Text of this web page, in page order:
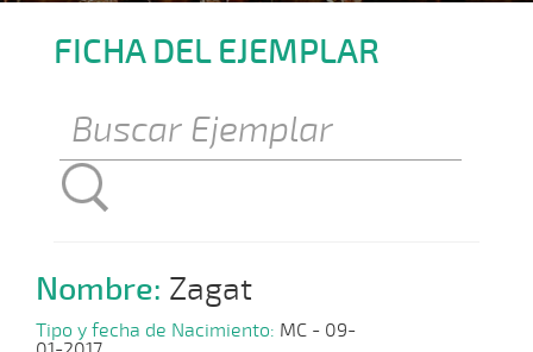
FICHA DEL EJEMPLAR
Nombre: Zagat
Tipo y fecha de Nacimiento: MC - 09-